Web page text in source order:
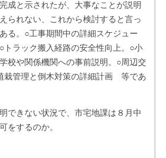
成と示されたが、大事なことが説明
られない、これから検討すると言っ
る。○工事期間中の詳細スケジュー
トラック搬入経路の安全性向上。○小
校や関係機関への事前説明。○周辺交
栽管理と倒木対策の詳細計画 等であ
できない状況で、市宅地課は８月中
をするのか。